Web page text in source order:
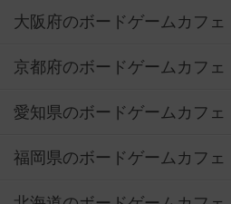
大阪府のボードゲームカフェ
京都府のボードゲームカフェ
愛知県のボードゲームカフェ
福岡県のボードゲームカフェ